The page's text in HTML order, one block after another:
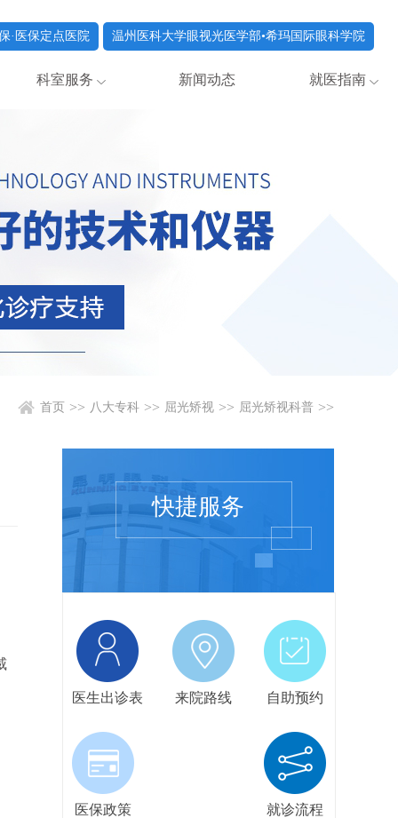
·医保定点医院 温州医科大学眼视光医学部•希玛国际眼科学院
科室服务 新闻动态 就医指南
首页 >> 八大专科 >> 屈光矫视 >> 屈光矫视科普 >>
快捷服务
医生出诊表 来院路线 自助预约
医保政策 就诊流程